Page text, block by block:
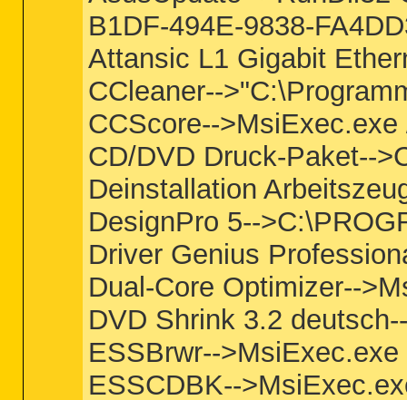
B1DF-494E-9838-
Attansic L1 Gigabit
CCleaner--
CCScore--
CD/DVD Druck-Paket--
Deinstallation
DesignPro 5--
Driver Genius
Dual-Core Optimizer--
DVD Shrink 3.2
ESSBrwr--
ESSCDBK--